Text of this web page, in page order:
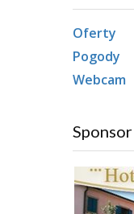
Oferty
Pogody
Webcam
Sponsor